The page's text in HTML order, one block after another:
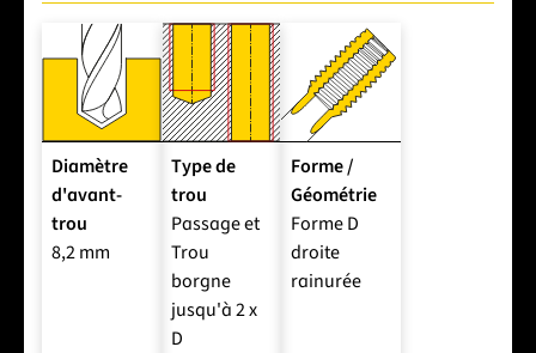
Diamètre
d'avant-
trou
8,2 mm
Type de
trou
Passage et
Trou
borgne
jusqu'à 2 x
D
Forme /
Géométrie
Forme D
droite
rainurée